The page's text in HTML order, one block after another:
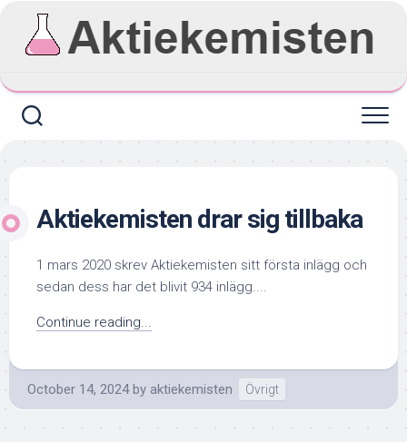
content
Aktiekemisten drar sig tillbaka
1 mars 2020 skrev Aktiekemisten sitt första inlägg och
sedan dess har det blivit 934 inlägg....
Continue reading...
October 14, 2024 by aktiekemisten Övrigt